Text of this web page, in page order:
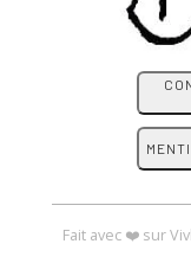
Fait avec ❤️ sur